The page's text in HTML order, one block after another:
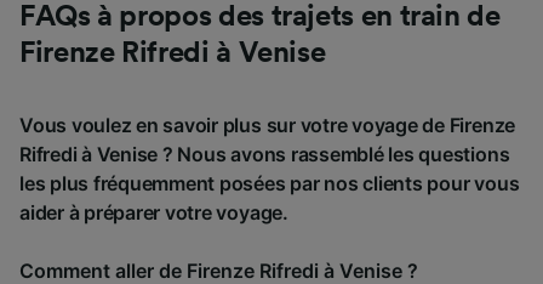
FAQs à propos des trajets en train de
Firenze Rifredi à Venise
Vous voulez en savoir plus sur votre voyage de Firenze
Rifredi à Venise ? Nous avons rassemblé les questions
les plus fréquemment posées par nos clients pour vous
aider à préparer votre voyage.
Comment aller de Firenze Rifredi à Venise ?